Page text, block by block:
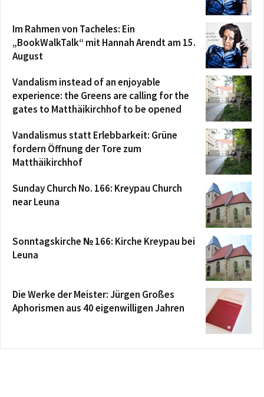
Im Rahmen von Tacheles: Ein
„BookWalkTalk“ mit Hannah Arendt am 15.
August
Vandalism instead of an enjoyable
experience: the Greens are calling for the
gates to Matthäikirchhof to be opened
Vandalismus statt Erlebbarkeit: Grüne
fordern Öffnung der Tore zum
Matthäikirchhof
Sunday Church No. 166: Kreypau Church
near Leuna
Sonntagskirche № 166: Kirche Kreypau bei
Leuna
Die Werke der Meister: Jürgen Großes
Aphorismen aus 40 eigenwilligen Jahren